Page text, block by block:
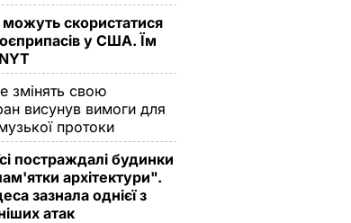
можуть скористатися
у США. Їм
змінять свою
висунув вимоги для
протоки
постраждалі будинки
архітектури".
зазнала однієї з
атак